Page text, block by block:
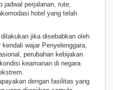
jadwal perjalanan, rute,
hotel yang telah
jika disebabkan oleh
wajar Penyelenggara,
perubahan kebijakan
keamanan di negara
dengan fasilitas yang